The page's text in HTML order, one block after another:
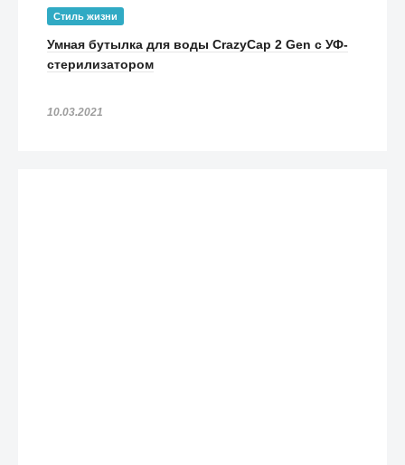
Стиль жизни
Умная бутылка для воды CrazyCap 2 Gen с УФ-
стерилизатором
10.03.2021